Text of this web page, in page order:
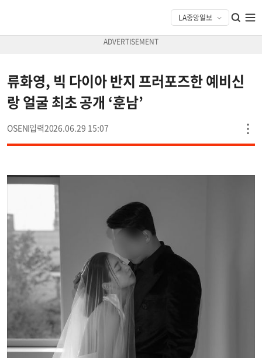
류화영, 빅 다이아 반지 프러포즈한 예비신
랑 얼굴 최초 공개 ‘훈남’
OSEN 2026.06.29 15:07